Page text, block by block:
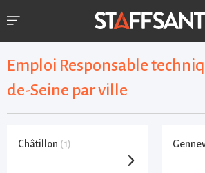
Emploi Responsable
de-Seine par ville
Châtillon (1)